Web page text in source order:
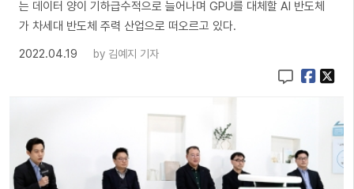
는 데이터 양이 기하급수적으로 늘어나며 GPU를 대체할 AI 반도체
가 차세대 반도체 주력 산업으로 떠오르고 있다.
2022.04.19
by 김예지 기자